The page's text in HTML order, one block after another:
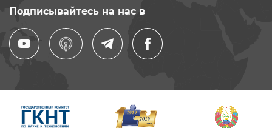
Подписывайтесь на нас в